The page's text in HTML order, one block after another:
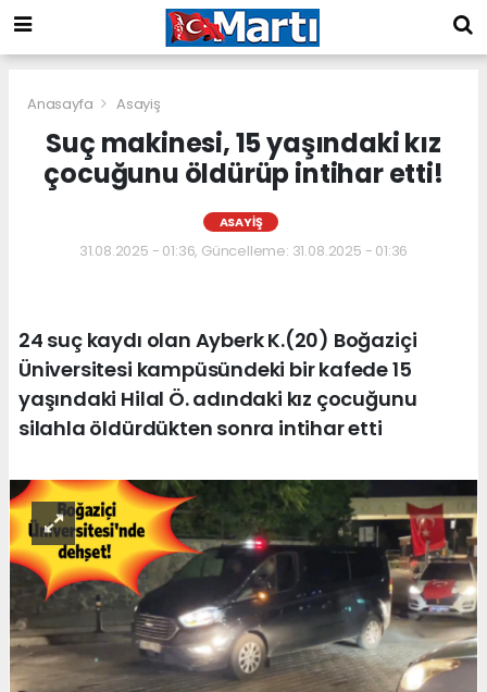
Anasayfa Asayiş
Suç makinesi, 15 yaşındaki kız
çocuğunu öldürüp intihar etti!
ASAYIŞ
31.08.2025 - 01:36, Güncelleme: 31.08.2025 - 01:36
24 suç kaydı olan Ayberk K.(20) Boğaziçi
Üniversitesi kampüsündeki bir kafede 15
yaşındaki Hilal Ö. adındaki kız çocuğunu
silahla öldürdükten sonra intihar etti